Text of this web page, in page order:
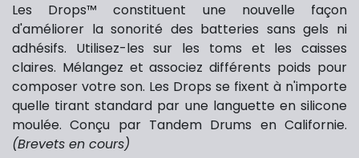
Les Drops™ constituent une nouvelle façon
d'améliorer la sonorité des batteries sans gels ni
adhésifs. Utilisez-les sur les toms et les caisses
claires. Mélangez et associez différents poids pour
composer votre son. Les Drops se fixent à n'importe
quelle tirant standard par une languette en silicone
moulée. Conçu par Tandem Drums en Californie.
(Brevets en cours)